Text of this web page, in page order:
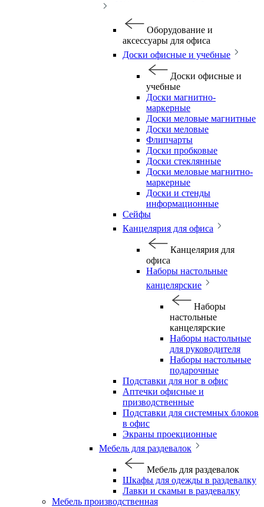
Оборудование и
аксессуары для офиса
Доски офисные и учебные
Доски офисные и
учебные
Доски магнитно-
маркерные
Доски меловые магнитные
Доски меловые
Флипчарты
Доски пробковые
Доски стеклянные
Доски меловые магнитно-
маркерные
Доски и стенды
информационные
Сейфы
Канцелярия для офиса
Канцелярия для
офиса
Наборы настольные
канцелярские
Наборы
настольные
канцелярские
Наборы настольные
для руководителя
Наборы настольные
подарочные
Подставки для ног в офис
Аптечки офисные и
призводственные
Подставки для системных блоков
в офис
Экраны проекционные
Мебель для раздевалок
Мебель для раздевалок
Шкафы для одежды в раздевалку
Лавки и скамьи в раздевалку
Мебель производственная